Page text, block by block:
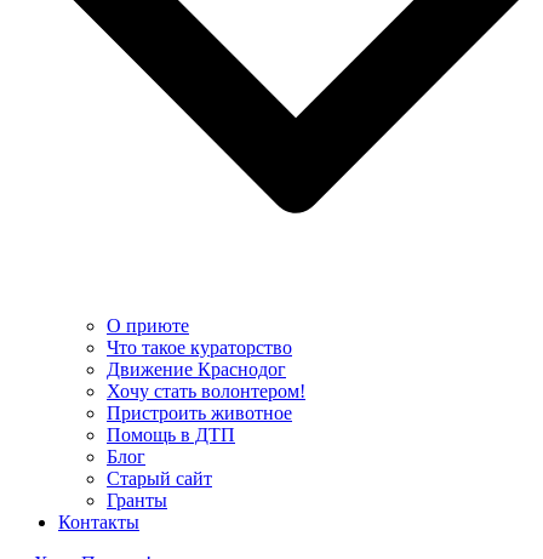
О приюте
Что такое кураторство
Движение Краснодог
Хочу стать волонтером!
Пристроить животное
Помощь в ДТП
Блог
Старый сайт
Гранты
Контакты